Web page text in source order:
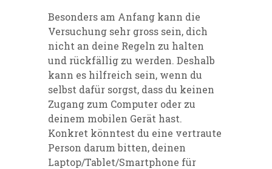
Besonders am Anfang kann die
Versuchung sehr gross sein, dich
nicht an deine Regeln zu halten
und rückfällig zu werden. Deshalb
kann es hilfreich sein, wenn du
selbst dafür sorgst, dass du keinen
Zugang zum Computer oder zu
deinem mobilen Gerät hast.
Konkret könntest du eine vertraute
Person darum bitten, deinen
Laptop/Tablet/Smartphone für